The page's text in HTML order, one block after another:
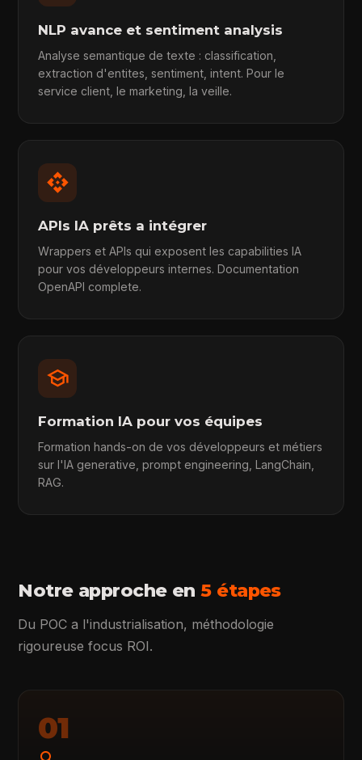
NLP avance et sentiment analysis
Analyse semantique de texte : classification,
extraction d'entites, sentiment, intent. Pour le
service client, le marketing, la veille.
api
APIs IA prêts a intégrer
Wrappers et APIs qui exposent les capabilities IA
pour vos développeurs internes. Documentation
OpenAPI complete.
school
Formation IA pour vos équipes
Formation hands-on de vos développeurs et métiers
sur l'IA generative, prompt engineering, LangChain,
RAG.
Notre approche en5 étapes
Du POC a l'industrialisation, méthodologie
rigoureuse focus ROI.
01